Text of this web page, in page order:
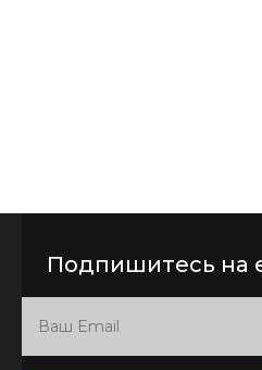
Подпишитесь на